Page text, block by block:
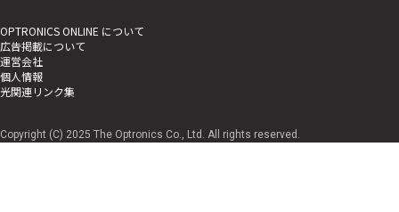
OPTRONICS ONLINE について
広告掲載について
運営会社
個人情報
光関連リンク集
Copyright (C) 2025 The Optronics Co., Ltd. All rights reserved.